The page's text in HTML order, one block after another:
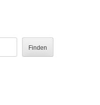
Finden